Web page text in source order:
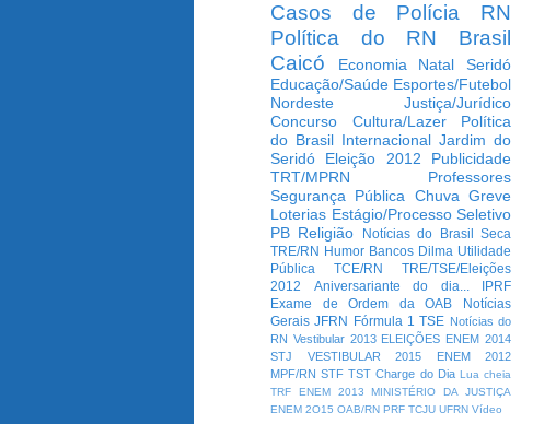
Casos de Polícia
RN
Política do RN
Brasil
Caicó
Economia Natal
Seridó
Educação/Saúde Esportes/Futebol
Nordeste
Justiça/Jurídico
Concurso
Cultura/Lazer
Política
do Brasil Internacional Jardim do
Seridó
Eleição 2012
Publicidade
TRT/MPRN
Professores
Segurança Pública Chuva Greve
Loterias Estágio/Processo Seletivo
PB Religião Notícias do Brasil
Seca
TRE/RN Humor Bancos Dilma Utilidade
Pública
TCE/RN
TRE/TSE/Eleições
2012
Aniversariante do dia...
IPRF
Exame de Ordem da OAB
Notícias
Gerais JFRN Fórmula 1 TSE Notícias do
RN Vestibular 2013 ELEIÇÕES ENEM 2014
STJ
VESTIBULAR 2015
ENEM 2012
MPF/RN STF TST Charge do Dia Lua cheia
TRF
ENEM 2013
MINISTÉRIO DA JUSTIÇA
ENEM 2O15 OAB/RN PRF TCJU UFRN Vídeo